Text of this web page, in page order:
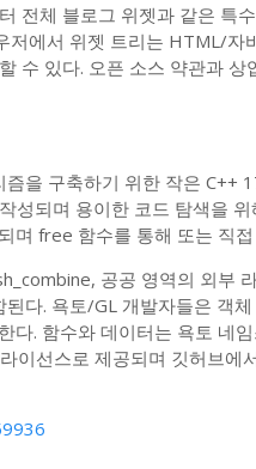
전체 블로그 위젯과 같은 특
저에서 위젯 트리는 HTML/자
수 있다. 오픈 소스 약관과 상
을 구축하기 위한 작은 C++
성되며 용이한 코드 탐색을
며 free 함수를 통해 또는 직
공공 영역의 외부
다. 욕토/GL 개발자들은 객
다. 함수와 데이터는 욕토 네
이선스로 제공되며 깃허브에